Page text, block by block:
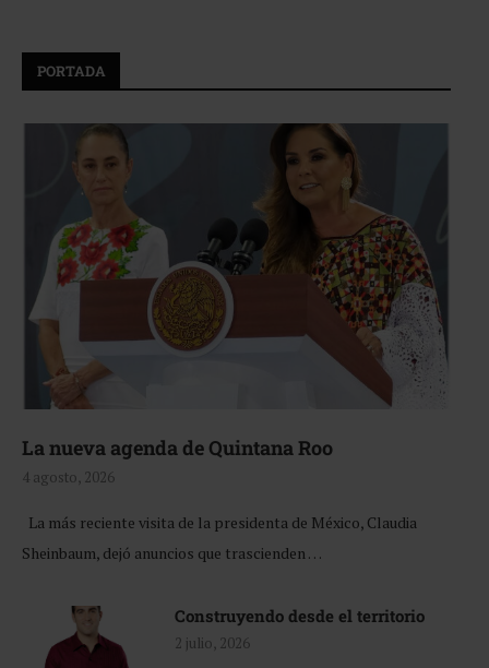
PORTADA
La nueva agenda de Quintana Roo
4 agosto, 2026
La más reciente visita de la presidenta de México, Claudia
Sheinbaum, dejó anuncios que trascienden …
Construyendo desde el territorio
2 julio, 2026